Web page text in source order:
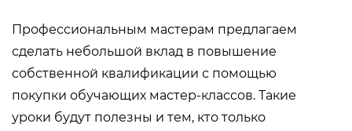
Профессиональным мастерам предлагаем
сделать небольшой вклад в повышение
собственной квалификации с помощью
покупки обучающих мастер-классов. Такие
уроки будут полезны и тем, кто только